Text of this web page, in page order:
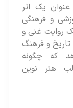
یک اثر
فرهنگی
غنی و
و فرهنگ
نوین